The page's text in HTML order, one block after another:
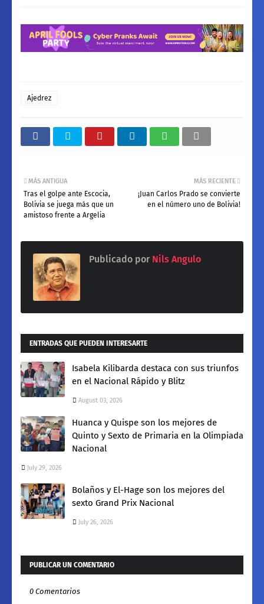
Ajedrez
MÁS RECIENTE
¡Juan Carlos Prado se convierte
en el número uno de Bolivia!
MÁS ANTIGUA
Tras el golpe ante Escocia,
Bolivia se juega más que un
amistoso frente a Argelia
Publicado por Nils Angulo
ENTRADAS QUE PUEDEN INTERESARTE
Isabela Kilibarda destaca con sus triunfos
en el Nacional Rápido y Blitz
August 03, 2026
Huanca y Quispe son los mejores de
Quinto y Sexto de Primaria en la Olimpiada
Nacional
July 29, 2026
Bolaños y El-Hage son los mejores del
sexto Grand Prix Nacional
July 26, 2026
PUBLICAR UN COMENTARIO
0 Comentarios